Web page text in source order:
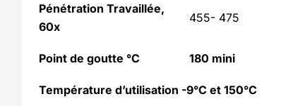
Pénétration Travaillée,
60x
455- 475
Point de goutte °C 180 mini
Température d’utilisation -9°C et 150°C